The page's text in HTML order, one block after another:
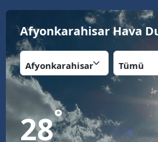
Afyonkarahisar Hava
28°